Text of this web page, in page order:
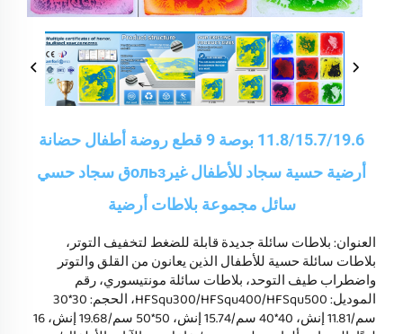
11.8/15.7/19.6 بوصة 9 قطع روضة أطفال حضانة
أرضية حسية سجاد للأطفال غيرользق سجاد حسي
سائل مجموعة بلاطات أرضية
العنوان: بلاطات سائلة جديدة قابلة للضغط لتخفيف التوتر،
بلاطات سائلة حسية للأطفال الذين يعانون من القلق والتوتر
واضطراب طيف التوحد، بلاطات سائلة مونتيسوري، رقم
الموديل: HFSqu300/HFSqu400/HFSqu500، الحجم: 30*30
سم/11.81 إنش، 40*40 سم/15.74 إنش، 50*50 سم/19.68 إنش، 16